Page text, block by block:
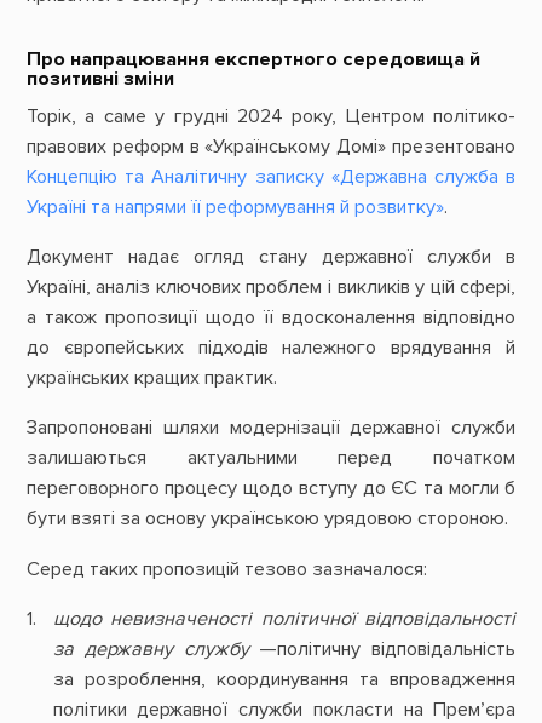
Про напрацювання експертного середовища й
позитивні зміни
Торік, а саме у грудні 2024 року, Центром політико-
правових реформ в «Українському Домі» презентовано
Концепцію та Аналітичну записку «Державна служба в
Україні та напрями її реформування й розвитку».
Документ надає огляд стану державної служби в
Україні, аналіз ключових проблем і викликів у цій сфері,
а також пропозиції щодо її вдосконалення відповідно
до європейських підходів належного врядування й
українських кращих практик.
Запропоновані шляхи модернізації державної служби
залишаються актуальними перед початком
переговорного процесу щодо вступу до ЄС та могли б
бути взяті за основу українською урядовою стороною.
Серед таких пропозицій тезово зазначалося:
щодо невизначеності політичної відповідальності
за державну службу —політичну відповідальність
за розроблення, координування та впровадження
політики державної служби покласти на Прем’єра